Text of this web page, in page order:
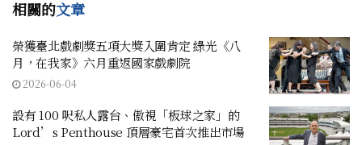
相關的文章
榮獲臺北戲劇獎五項大獎入圍肯定 綠光《八
月，在我家》六月重返國家戲劇院
2026-06-04
設有 100 呎私人露台、傲視「板球之家」的
Lord’s Penthouse 頂層豪宅首次推出市場